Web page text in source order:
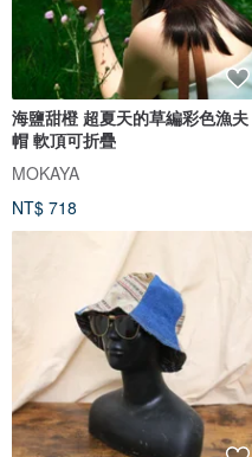
海鹽甜橙 超夏天的草編彩色漁夫
帽 軟頂可折疊
MOKAYA
NT$ 718